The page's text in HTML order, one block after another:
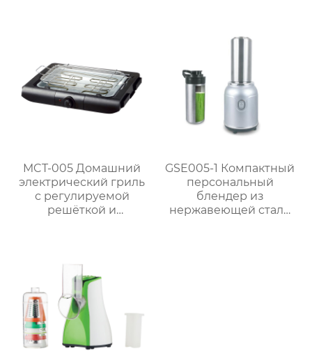
на природе
MCT-005 Домашний
электрический гриль
с регулируемой
решёткой и
GSE005-1 Компактный
персональный
блендер из
нержавеющей стали